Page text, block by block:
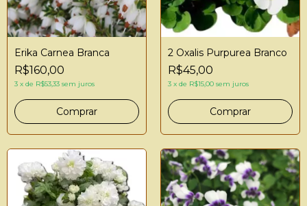
Erika Carnea Branca
R$160,00
3 x de R$53,33 sem juros
2 Oxalis Purpurea Branco
R$45,00
3 x de R$15,00 sem juros